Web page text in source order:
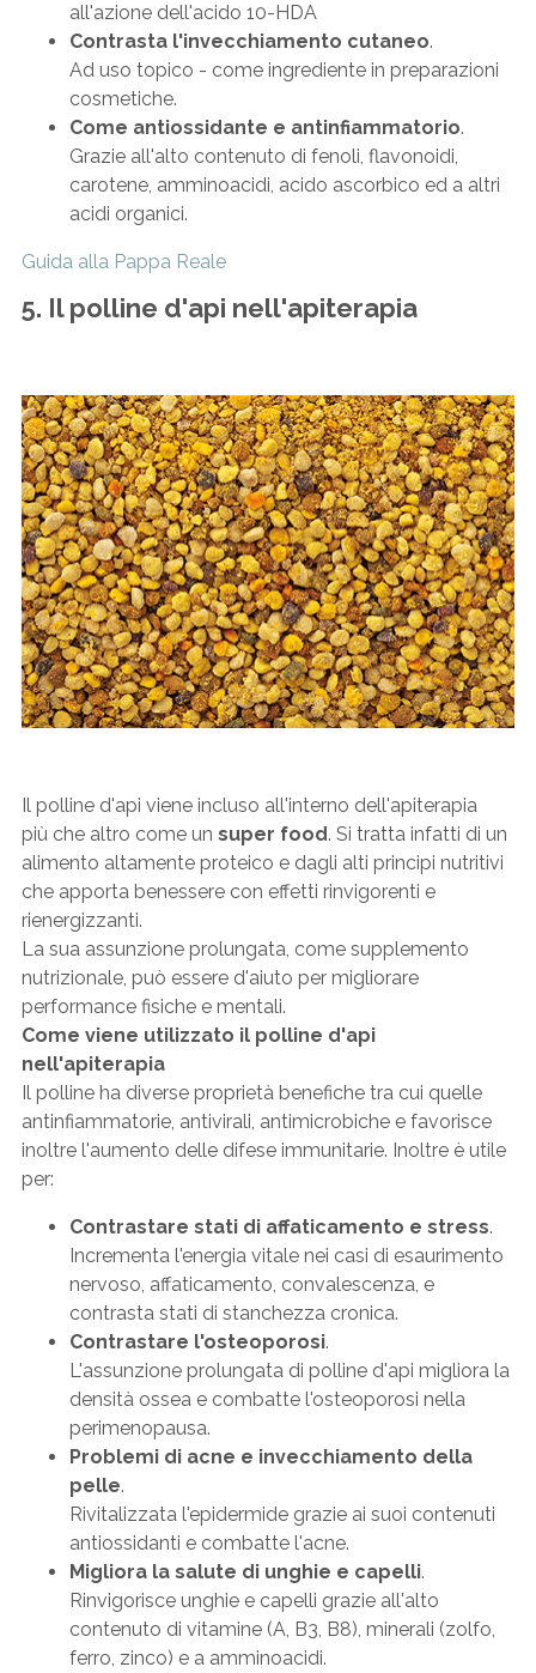
all'azione dell'acido 10-HDA
Contrasta l'invecchiamento cutaneo.
Ad uso topico - come ingrediente in preparazioni
cosmetiche.
Come antiossidante e antinfiammatorio.
Grazie all'alto contenuto di fenoli, flavonoidi,
carotene, amminoacidi, acido ascorbico ed a altri
acidi organici.
Guida alla Pappa Reale
5. Il polline d'api nell'apiterapia
Il polline d'api viene incluso all'interno dell'apiterapia
più che altro come un super food. Si tratta infatti di un
alimento altamente proteico e dagli alti principi nutritivi
che apporta benessere con effetti rinvigorenti e
rienergizzanti.
La sua assunzione prolungata, come supplemento
nutrizionale, può essere d'aiuto per migliorare
performance fisiche e mentali.
Come viene utilizzato il polline d'api
nell'apiterapia
Il polline ha diverse proprietà benefiche tra cui quelle
antinfiammatorie, antivirali, antimicrobiche e favorisce
inoltre l'aumento delle difese immunitarie. Inoltre è utile
per:
Contrastare stati di affaticamento e stress.
Incrementa l'energia vitale nei casi di esaurimento
nervoso, affaticamento, convalescenza, e
contrasta stati di stanchezza cronica.
Contrastare l'osteoporosi.
L'assunzione prolungata di polline d'api migliora la
densità ossea e combatte l'osteoporosi nella
perimenopausa.
Problemi di acne e invecchiamento della
pelle.
Rivitalizzata l'epidermide grazie ai suoi contenuti
antiossidanti e combatte l'acne.
Migliora la salute di unghie e capelli.
Rinvigorisce unghie e capelli grazie all'alto
contenuto di vitamine (A, B3, B8), minerali (zolfo,
ferro, zinco) e a amminoacidi.